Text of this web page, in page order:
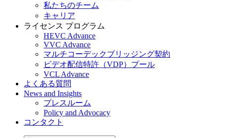
私たちのチーム
キャリア
ライセンス プログラム
HEVC Advance
VVC Advance
マルチコーデックブリッジング契約
ビデオ配信特許（VDP）プール
VCL Advance
よくある質問
News and Insights
プレスルーム
Policy and Advocacy
コンタクト